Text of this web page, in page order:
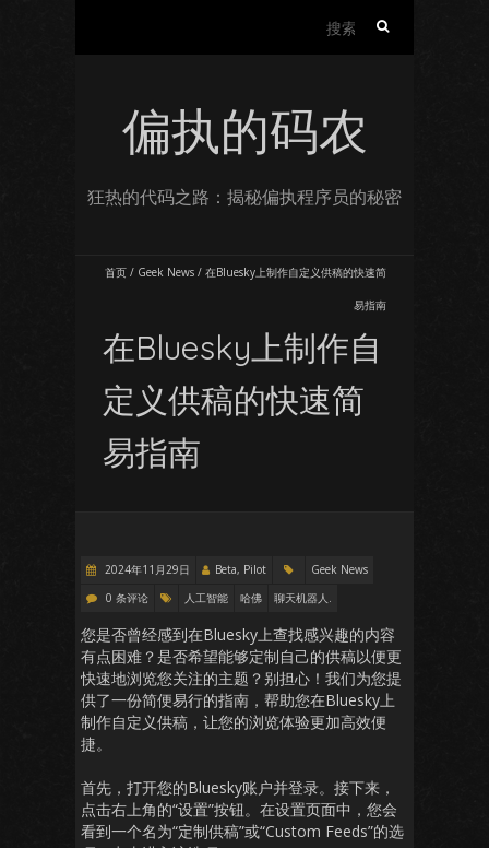
偏执的码农
狂热的代码之路：揭秘偏执程序员的秘密
首页 / Geek News / 在Bluesky上制作自定义供稿的快速简
易指南
在Bluesky上制作自
定义供稿的快速简
易指南
2024年11月29日 Beta, Pilot
Geek News
0 条评论
人工智能 哈佛 聊天机器人.
您是否曾经感到在Bluesky上查找感兴趣的内容
有点困难？是否希望能够定制自己的供稿以便更
快速地浏览您关注的主题？别担心！我们为您提
供了一份简便易行的指南，帮助您在Bluesky上
制作自定义供稿，让您的浏览体验更加高效便
捷。
首先，打开您的Bluesky账户并登录。接下来，
点击右上角的“设置”按钮。在设置页面中，您会
看到一个名为“定制供稿”或“Custom Feeds”的选